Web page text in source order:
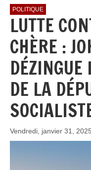
POLITIQUE
LUTTE
CHÈRE :
DE LA
Vendredi, janvier 31,